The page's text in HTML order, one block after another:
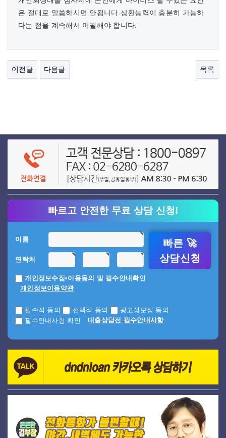
은 절대로 말씀하시면 안됩니다.상환능력이 충분히 가능하
다는 점을 계속해서 어필해야 합니다.
이전글 다음글 목록
빠르고 안전한 무료 상담 신청!
이름
연락처 - -
개인정보수집•이용동의 및 필수안내확인
개인정보이용약관
필수적 동의 선택적 동의
광고정보성 동의
필수안내사항 확인
대출상담전 필수안내사항
빠른 🚀
상담신청